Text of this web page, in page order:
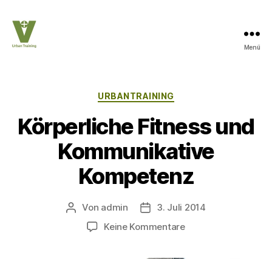
Menü
Kategorien
URBANTRAINING
Körperliche Fitness und
Kommunikative
Kompetenz
Beitragsautor
Von admin Beitragsdatum
3. Juli 2014
Keine Kommentarezu